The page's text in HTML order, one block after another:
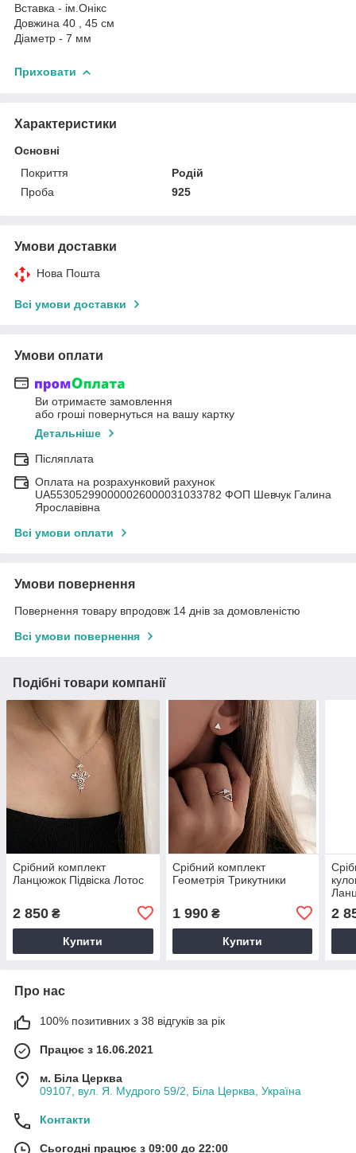
Вставка - ім.Онікс
Довжина 40 , 45 см
Діаметр - 7 мм
Приховати
Характеристики
Основні
Покриття
Родій
Проба
925
Умови доставки
Нова Пошта
Всі умови доставки
Умови оплати
Ви отримаєте замовлення
або гроші повернуться на вашу картку
Детальніше
Післяплата
Оплата на розрахунковий рахунок
UA553052990000026000031033782 ФОП Шевчук Галина
Ярославівна
Всі умови оплати
Умови повернення
Повернення товару впродовж 14 днів за домовленістю
Всі умови повернення
Подібні товари компанії
Срібний комплект
Ланцюжок Підвіска Лотос
2 850 ₴
Купити
Срібний комплект
Геометрія Трикутники
1 990₴
Купити
2
Про нас
100% позитивних з 38 відгуків за рік
Працює з 16.06.2021
м. Біла Церква
09107, вул. Я. Мудрого 59/2, Біла Церква, Україна
Контакти
Сьогодні працює з 09:00 до 22:00